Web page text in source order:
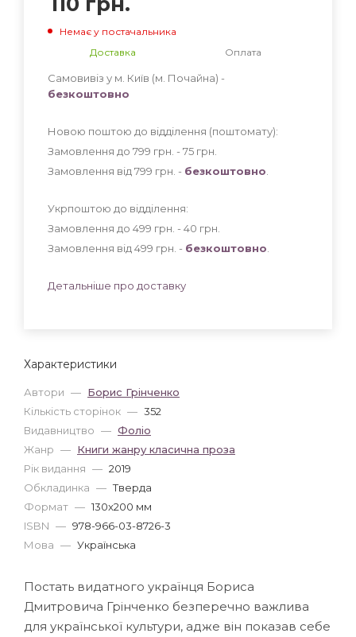
Характеристики
Автори — Борис Грінченко
Кількість сторінок — 352
Видавництво — Фоліо
Жанр — Книги жанру класична проза
Рік видання — 2019
Обкладинка — Тверда
Формат — 130x200 мм
ISBN — 978-966-03-8726-3
Мова — Українська
Немає у постачальника
Доставка
Оплата
Самовивіз у м. Київ (м. Почайна) -
безкоштовно
Новою поштою до відділення (поштомату):
Замовлення до 799 грн. - 75 грн
Замовлення від 799 грн. - безкоштовно
Укрпоштою до відділення:
Замовлення до 499 грн. - 40 грн
Замовлення від 499 грн. - безкоштовно
Детальніше про доставку
Постать видатного українця Бориса
Дмитровича Грінченко безперечно важлива
для української культури, адже він показав себе